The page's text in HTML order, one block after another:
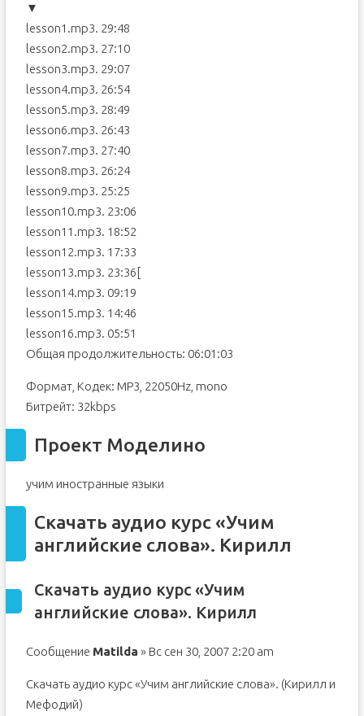
▼
lesson1.mp3. 29:48
lesson2.mp3. 27:10
lesson3.mp3. 29:07
lesson4.mp3. 26:54
lesson5.mp3. 28:49
lesson6.mp3. 26:43
lesson7.mp3. 27:40
lesson8.mp3. 26:24
lesson9.mp3. 25:25
lesson10.mp3. 23:06
lesson11.mp3. 18:52
lesson12.mp3. 17:33
lesson13.mp3. 23:36[
lesson14.mp3. 09:19
lesson15.mp3. 14:46
lesson16.mp3. 05:51
Общая продолжительность: 06:01:03
Формат, Кодек: MP3, 22050Hz, mono
Битрейт: 32kbps
Проект Моделино
учим иностранные языки
Скачать аудио курс «Учим
английские слова». Кирилл
Скачать аудио курс «Учим
английские слова». Кирилл
Сообщение Matilda » Вс сен 30, 2007 2:20 am
Скачать аудио курс «Учим английские слова». (Кирилл и
Мефодий)